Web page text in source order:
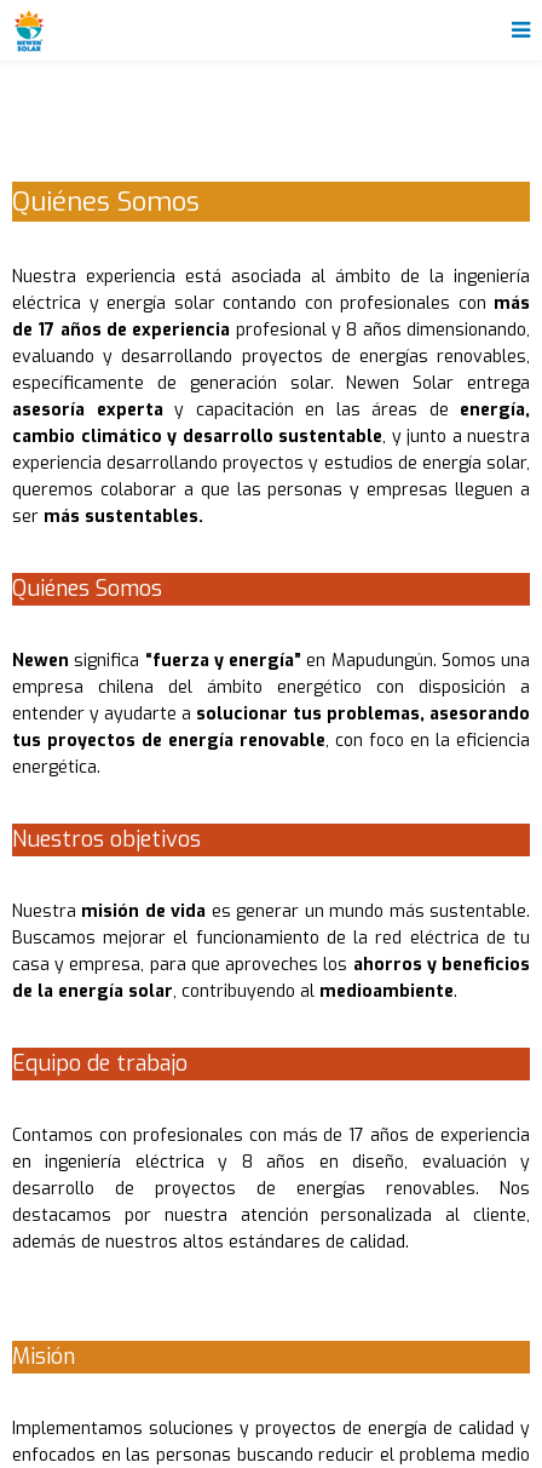
Quiénes Somos
Nuestra experiencia está asociada al ámbito de la ingeniería
eléctrica y energía solar contando con profesionales con más
de 17 años de experiencia profesional y 8 años dimensionando,
evaluando y desarrollando proyectos de energías renovables,
específicamente de generación solar. Newen Solar entrega
asesoría experta y capacitación en las áreas de energía,
cambio climático y desarrollo sustentable, y junto a nuestra
experiencia desarrollando proyectos y estudios de energía solar,
queremos colaborar a que las personas y empresas lleguen a
ser más sustentables.
Quiénes Somos
Newen significa “fuerza y energía” en Mapudungún. Somos una
empresa chilena del ámbito energético con disposición a
entender y ayudarte a solucionar tus problemas, asesorando
tus proyectos de energía renovable, con foco en la eficiencia
energética.
Nuestros objetivos
Nuestra misión de vida es generar un mundo más sustentable.
Buscamos mejorar el funcionamiento de la red eléctrica de tu
casa y empresa, para que aproveches los ahorros y beneficios
de la energía solar, contribuyendo al medioambiente.
Equipo de trabajo
Contamos con profesionales con más de 17 años de experiencia
en ingeniería eléctrica y 8 años en diseño, evaluación y
desarrollo de proyectos de energías renovables. Nos
destacamos por nuestra atención personalizada al cliente,
además de nuestros altos estándares de calidad.
Misión
Implementamos soluciones y proyectos de energía de calidad y
enfocados en las personas buscando reducir el problema medio